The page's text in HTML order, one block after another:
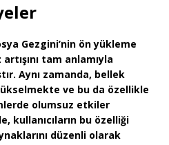
Gezgini’nin ön yükleme
tam anlamıyla
Aynı zamanda, bellek
ve bu da özellikle
olumsuz etkiler
kullanıcıların bu özelliği
düzenli olarak